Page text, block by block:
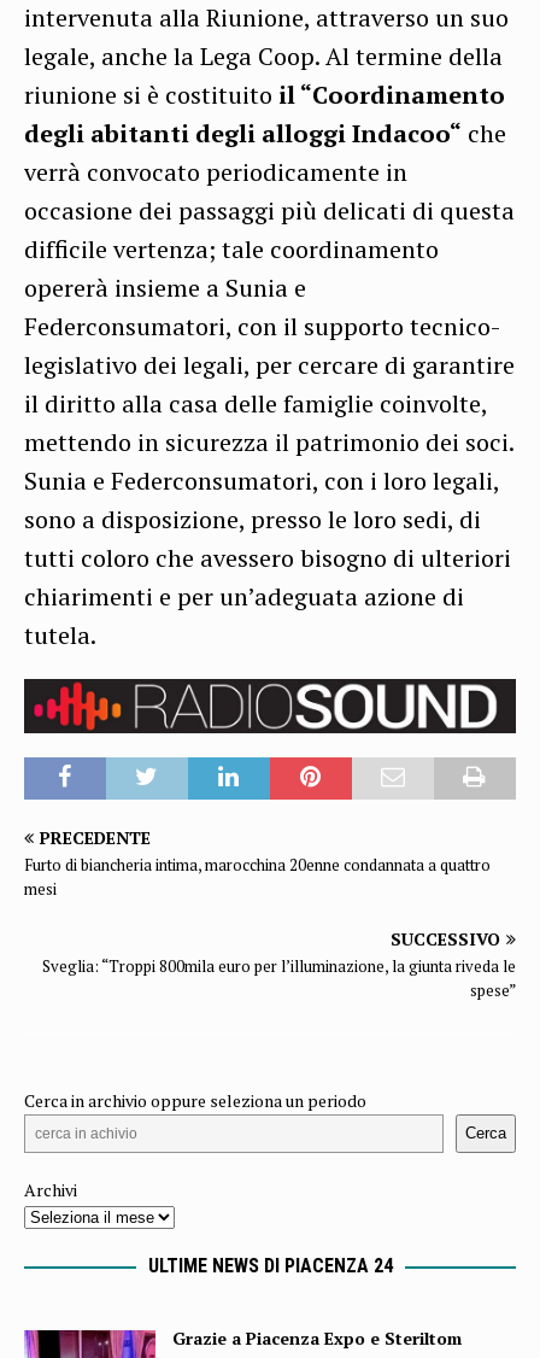
intervenuta alla Riunione, attraverso un suo
legale, anche la Lega Coop. Al termine della
riunione si è costituito il “Coordinamento
degli abitanti degli alloggi Indacoo“ che
verrà convocato periodicamente in
occasione dei passaggi più delicati di questa
difficile vertenza; tale coordinamento
opererà insieme a Sunia e
Federconsumatori, con il supporto tecnico-
legislativo dei legali, per cercare di garantire
il diritto alla casa delle famiglie coinvolte,
mettendo in sicurezza il patrimonio dei soci.
Sunia e Federconsumatori, con i loro legali,
sono a disposizione, presso le loro sedi, di
tutti coloro che avessero bisogno di ulteriori
chiarimenti e per un’adeguata azione di
tutela.
PRECEDENTE
Furto di biancheria intima, marocchina 20enne condannata a quattro
mesi
SUCCESSIVO
Sveglia: “Troppi 800mila euro per l’illuminazione, la giunta riveda le
spese”
Cerca in archivio oppure seleziona un periodo
Cerca
Archivi
ULTIME NEWS DI PIACENZA 24
Grazie a Piacenza Expo e Steriltom